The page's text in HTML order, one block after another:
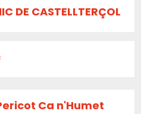
DE CASTELLTERÇOL
Ca n'Humet